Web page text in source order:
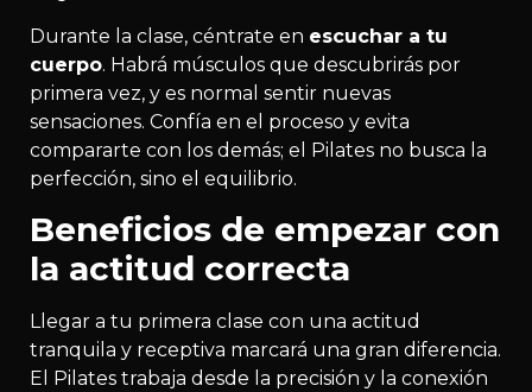
Durante la clase, céntrate en escuchar a tu
cuerpo. Habrá músculos que descubrirás por
primera vez, y es normal sentir nuevas
sensaciones. Confía en el proceso y evita
compararte con los demás; el Pilates no busca la
perfección, sino el equilibrio.
Beneficios de empezar con
la actitud correcta
Llegar a tu primera clase con una actitud
tranquila y receptiva marcará una gran diferencia.
El Pilates trabaja desde la precisión y la conexión